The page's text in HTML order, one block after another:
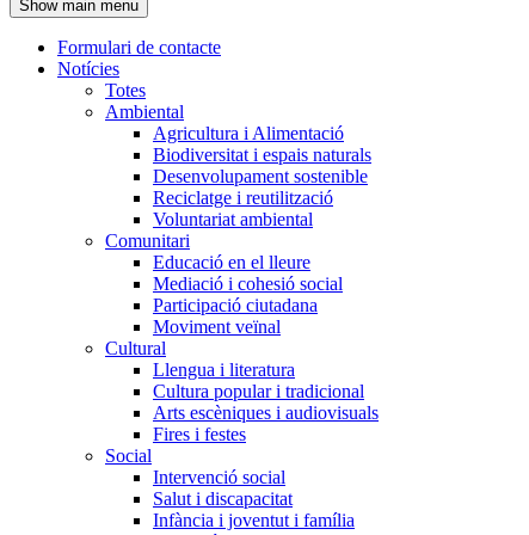
l'encapçalament
Show main menu
Navegació
principal
Formulari de contacte
Notícies
Totes
Ambiental
Agricultura i Alimentació
Biodiversitat i espais naturals
Desenvolupament sostenible
Reciclatge i reutilització
Voluntariat ambiental
Comunitari
Educació en el lleure
Mediació i cohesió social
Participació ciutadana
Moviment veïnal
Cultural
Llengua i literatura
Cultura popular i tradicional
Arts escèniques i audiovisuals
Fires i festes
Social
Intervenció social
Salut i discapacitat
Infància i joventut i família